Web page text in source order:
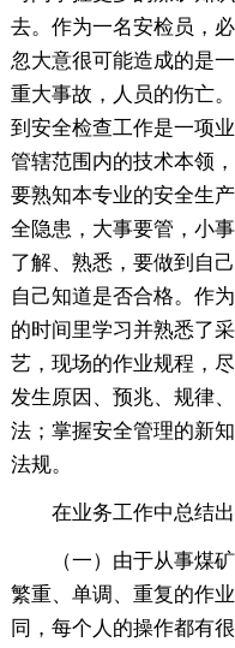
去。作为一名安检员，
忽大意很可能造成的是
重大事故，人员的伤亡
到安全检查工作是一项
管辖范围内的技术本领
要熟知本专业的安全生
全隐患，大事要管，小
了解、熟悉，要做到自
自己知道是否合格。作
的时间里学习并熟悉了
艺，现场的作业规程，
发生原因、预兆、规律
法；掌握安全管理的新
法规。
在业务工作中总结出
（一）由于从事煤矿
繁重、单调、重复的作
同，每个人的操作都有